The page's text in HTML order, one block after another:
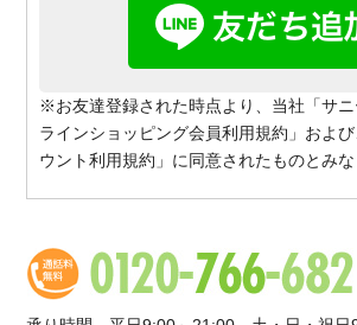
※お友達登録された時点より、当社「サ
ラインショッピング会員利用規約」およ
ウント利用規約」に同意されたものとみな